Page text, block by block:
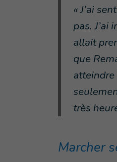
« J’ai
pas. J’ai
allait
que
atteindre
très
Marcher